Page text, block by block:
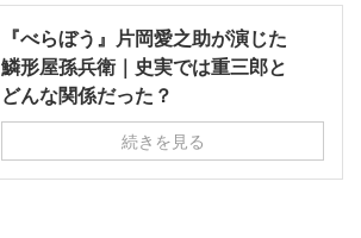
『べらぼう』片岡愛之助が演じた
鱗形屋孫兵衛｜史実では重三郎と
どんな関係だった？
続きを見る